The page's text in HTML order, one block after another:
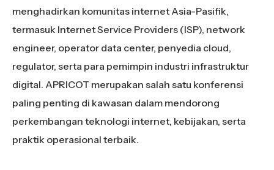
menghadirkan komunitas internet Asia-Pasifik,
termasuk Internet Service Providers (ISP), network
engineer, operator data center, penyedia cloud,
regulator, serta para pemimpin industri infrastruktur
digital. APRICOT merupakan salah satu konferensi
paling penting di kawasan dalam mendorong
perkembangan teknologi internet, kebijakan, serta
praktik operasional terbaik.